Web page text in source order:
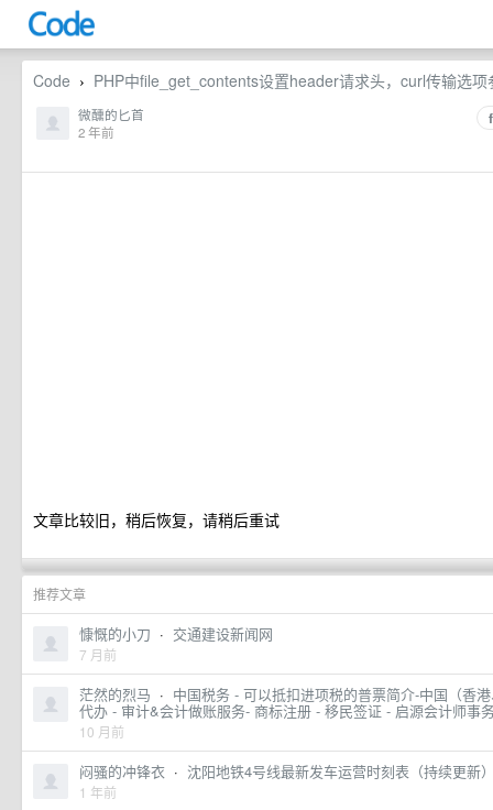
Code › PHP中file_get_contents设置header请求头，curl传输选
微醺的匕首
2 年前
文章比较旧，稍后恢复，请稍后重试
推荐文章
慷慨的小刀 · 交通建设新闻网
7 月前
茫然的烈马 · 中国税务 - 可以抵扣进项税的普票简介-中国（香
代办 - 审计&会计做账服务- 商标注册 - 移民签证 - 启源会计师事
10 月前
闷骚的冲锋衣 · 沈阳地铁4号线最新发车运营时刻表（持续更新
1 年前